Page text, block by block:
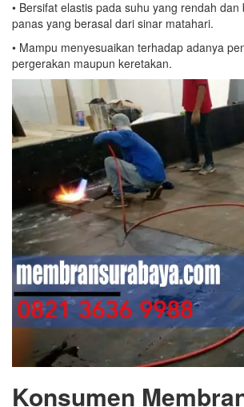
• Bersifat elastis pada suhu yang rendah
panas yang berasal dari sinar matahari.
• Mampu menyesuaikan terhadap adanya
pergerakan maupun keretakan.
Konsumen